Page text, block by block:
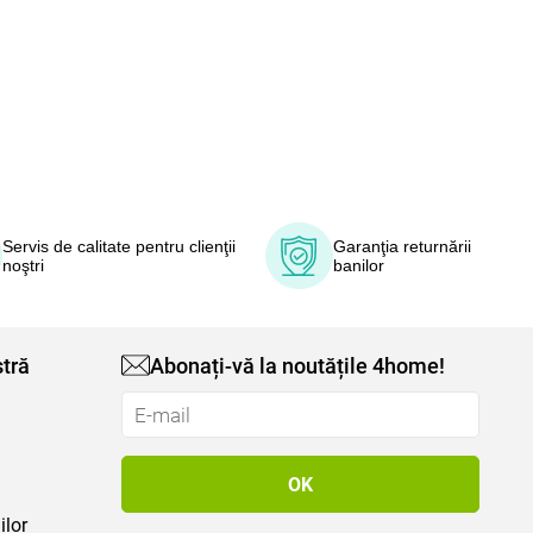
Servis de calitate pentru clienţii
noştri
Garanţia returnării
banilor
Abonați-vă la noutățile 4home!